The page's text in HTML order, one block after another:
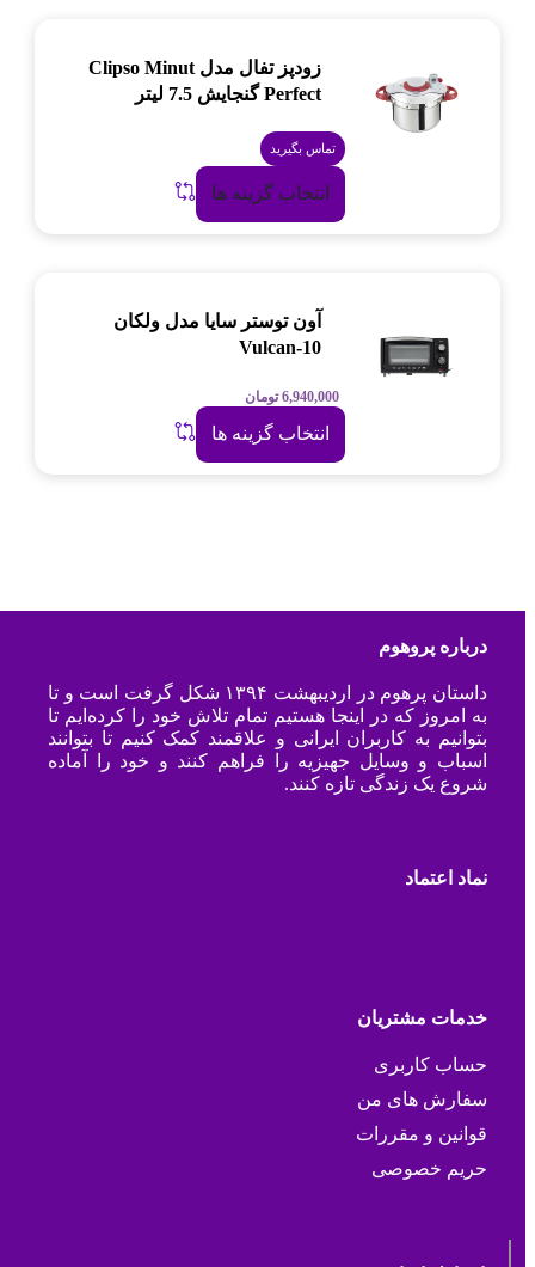
زودپز تفال مدل Clipso Minut
Perfect گنجایش 7.5 لیتر
تماس بگیرید
انتخاب گزینه ها
آون توستر سایا مدل ولکان
Vulcan-10
6,940,000 تومان
انتخاب گزینه ها
درباره پروهوم
داستان پرهوم در اردیبهشت ۱۳۹۴ شکل گرفت است و تا
به امروز که در اینجا هستیم تمام تلاش خود را کرده‌ایم تا
بتوانیم به کاربران ایرانی و علاقمند کمک کنیم تا بتوانند
اسباب و وسایل جهیزیه را فراهم کنند و خود را آماده
شروع یک زندگی تازه کنند.
نماد اعتماد
خدمات مشتریان
حساب کاربری
سفارش های من
قوانین و مقررات
حریم خصوصی